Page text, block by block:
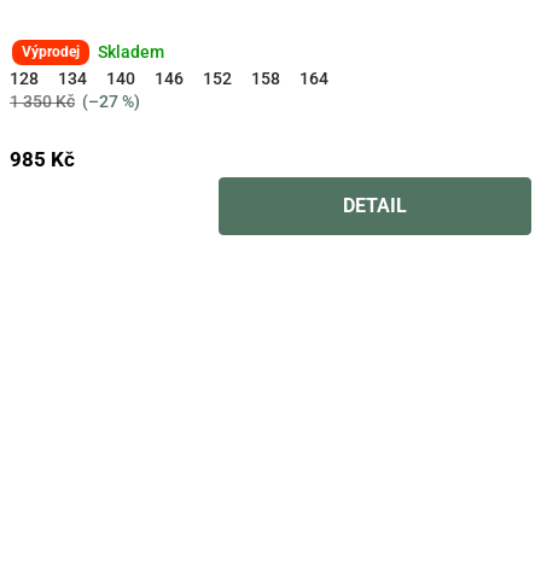
Výprodej
Skladem
128
134 140 146 152 158
164
1 350 Kč (–27 %)
985 Kč
DETAIL